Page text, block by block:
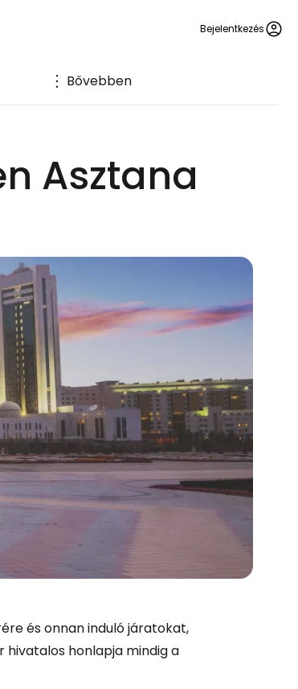
Bejelentkezés
Bővebben
Asztana
és onnan induló járatokat,
hivatalos honlapja mindig a
be